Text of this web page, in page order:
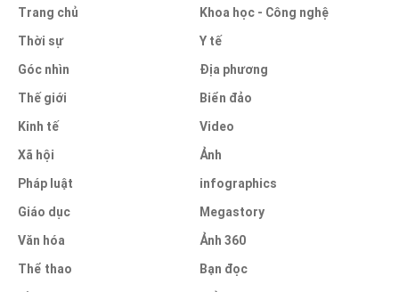
Trang chủ
Thời sự
Góc nhìn
Thế giới
Kinh tế
Xã hội
Pháp luật
Giáo dục
Văn hóa
Thể thao
Khoa học - Công nghệ
Y tế
Địa phương
Biển đảo
Video
Ảnh
infographics
Megastory
Ảnh 360
Bạn đọc